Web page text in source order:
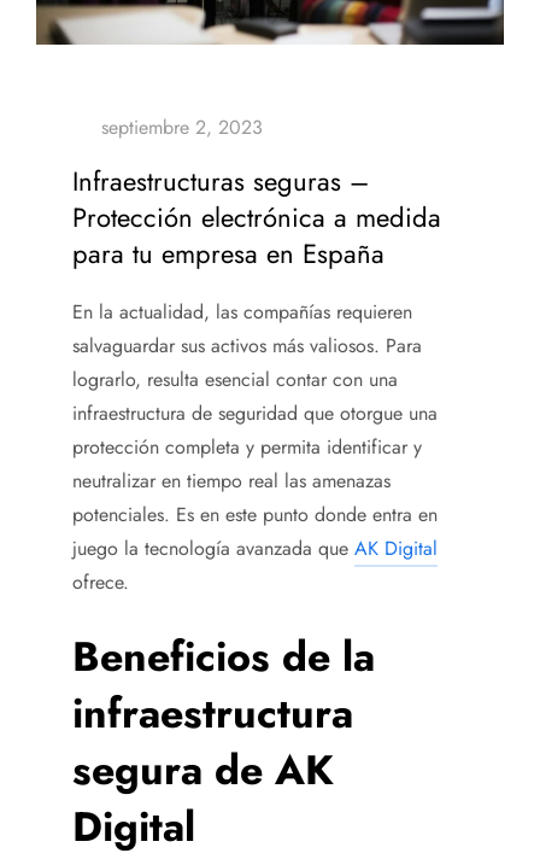
Infraestructuras seguras –
Protección electrónica a medida
para tu empresa en España
En la actualidad, las compañías requieren
salvaguardar sus activos más valiosos. Para
lograrlo, resulta esencial contar con una
infraestructura de seguridad que otorgue una
protección completa y permita identificar y
neutralizar en tiempo real las amenazas
potenciales. Es en este punto donde entra en
juego la tecnología avanzada que AK Digital
ofrece.
Beneficios de la
infraestructura
segura de AK
Digital